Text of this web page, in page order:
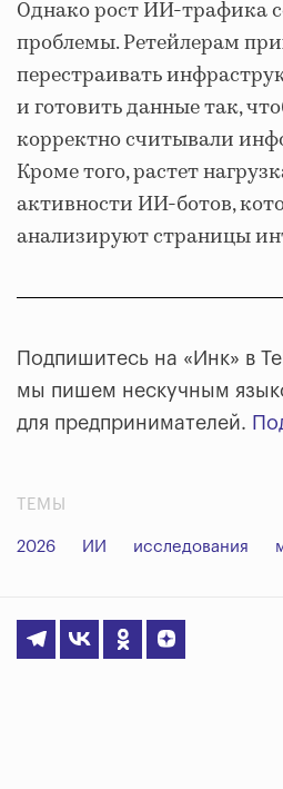
Однако рост ИИ-трафика
проблемы. Ретейлерам
перестраивать
и готовить данные так,
корректно считывали
Кроме того, растет
активности ИИ-ботов,
анализируют страницы
Подпишитесь на «Инк» в
мы пишем нескучным
для предпринимателей.
ТЕМЫ
2026 ИИ исследования